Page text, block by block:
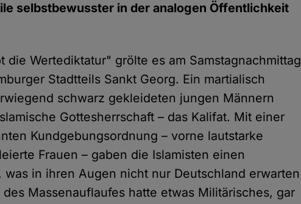
selbstbewusster in der analogen Öffentlichkeit
die Wertediktatur" grölte es am Samstagnachmittag
Stadtteils Sankt Georg. Ein martialisch
schwarz gekleideten jungen Männern
Gottesherrschaft – das Kalifat. Mit einer
Kundgebungsordnung – vorne lautstarke
Frauen – gaben die Islamisten einen
was in ihren Augen nicht nur Deutschland erwarten
Massenauflaufes hatte etwas Militärisches, gar